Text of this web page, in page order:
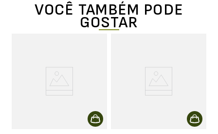
VOCÊ TAMBÉM PODE
GOSTAR